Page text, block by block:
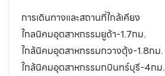
การเดินทางและสถานที่ใกล้เคียง
ใกลนิคมอุตสาหกรรมยูด้า-1.7กม.
ใกล้นิคมอุตสาหกรรมกวางตุ้ง-1.8กม.
ใกล้นิคมอุตสาหกรรมกบินทร์บุรี-4กม.